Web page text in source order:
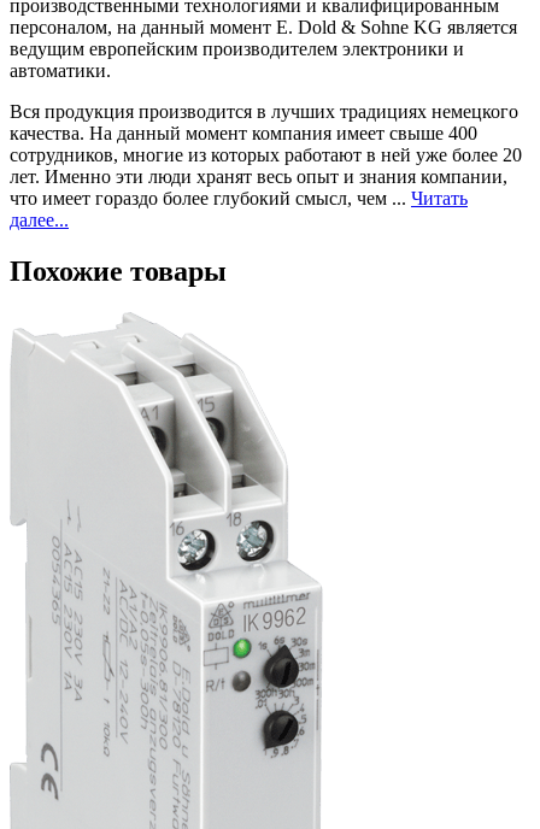
производственными технологиями и квалифицированным
персоналом, на данный момент E. Dold & Sohne KG является
ведущим европейским производителем электроники и
автоматики.
Вся продукция производится в лучших традициях немецкого
качества. На данный момент компания имеет свыше 400
сотрудников, многие из которых работают в ней уже более 20
лет. Именно эти люди хранят весь опыт и знания компании,
что имеет гораздо более глубокий смысл, чем ... Читать
далее...
Похожие товары